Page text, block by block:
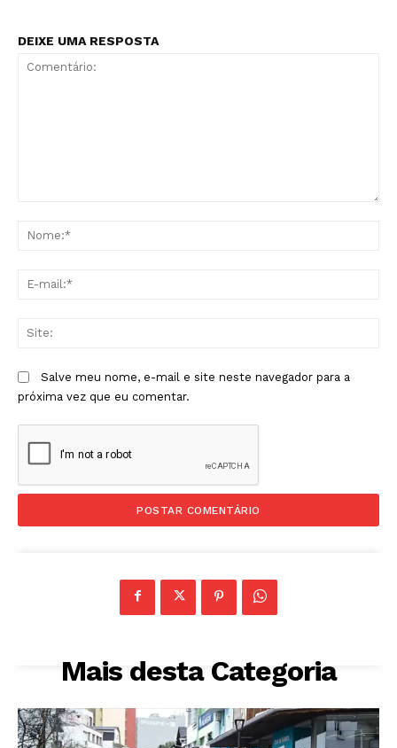
DEIXE UMA RESPOSTA
Salve meu nome, e-mail e site neste navegador para a
próxima vez que eu comentar.
Mais desta Categoria